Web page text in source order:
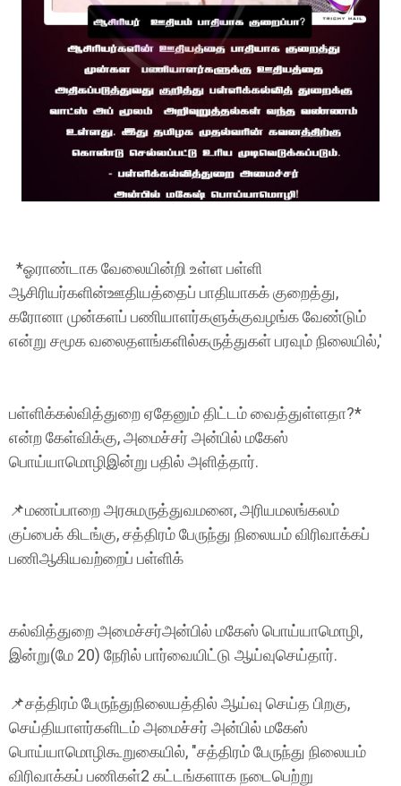
*ஓராண்டாக வேலையின்றி உள்ள பள்ளி
ஆசிரியர்களின்ஊதியத்தைப் பாதியாகக் குறைத்து,
கரோனா முன்களப் பணியாளர்களுக்குவழங்க வேண்டும்
என்று சமூக வலைதளங்களில்கருத்துகள் பரவும் நிலையில்,'
பள்ளிக்கல்வித்துறை ஏதேனும் திட்டம் வைத்துள்ளதா?*
என்ற கேள்விக்கு, அமைச்சர் அன்பில் மகேஸ்
பொய்யாமொழிஇன்று பதில் அளித்தார்.
📌மணப்பாறை அரசுமருத்துவமனை, அரியமலங்கலம்
குப்பைக் கிடங்கு, சத்திரம் பேருந்து நிலையம் விரிவாக்கப்
பணிஆகியவற்றைப் பள்ளிக்
கல்வித்துறை அமைச்சர்அன்பில் மகேஸ் பொய்யாமொழி,
இன்று(மே 20) நேரில் பார்வையிட்டு ஆய்வுசெய்தார்.
📌சத்திரம் பேருந்துநிலையத்தில் ஆய்வு செய்த பிறகு,
செய்தியாளர்களிடம் அமைச்சர் அன்பில் மகேஸ்
பொய்யாமொழிகூறுகையில், "சத்திரம் பேருந்து நிலையம்
விரிவாக்கப் பணிகள்2 கட்டங்களாக நடைபெற்று